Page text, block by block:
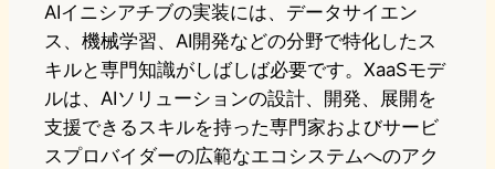
AIイニシアチブの実装には、データサイエン
ス、機械学習、AI開発などの分野で特化したス
キルと専門知識がしばしば必要です。XaaSモデ
ルは、AIソリューションの設計、開発、展開を
支援できるスキルを持った専門家およびサービ
スプロバイダーの広範なエコシステムへのアク